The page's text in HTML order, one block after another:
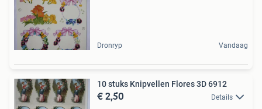
Dronryp Vandaag
10 stuks Knipvellen Flores 3D 6912
€ 2,50 Details